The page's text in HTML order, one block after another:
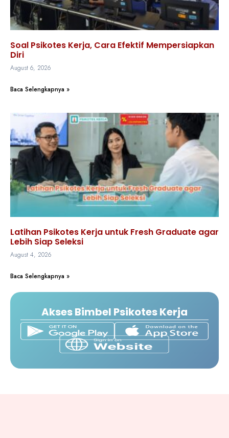
Soal Psikotes Kerja, Cara Efektif Mempersiapkan
Diri
August 6, 2026
Baca Selengkapnya »
Latihan Psikotes Kerja untuk Fresh Graduate agar
Lebih Siap Seleksi
August 4, 2026
Baca Selengkapnya »
Akses Bimbel Psikotes Kerja